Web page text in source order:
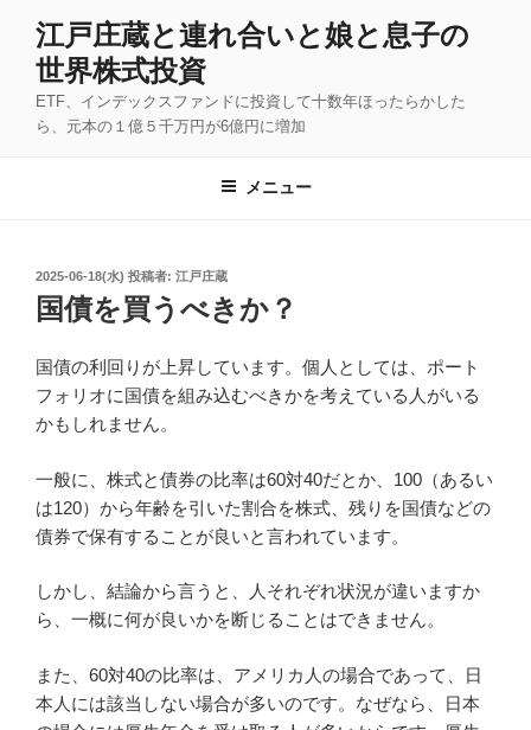
江戸庄蔵と連れ合いと娘と息子の
世界株式投資
ETF、インデックスファンドに投資して十数年ほったらかした
ら、元本の１億５千万円が6億円に増加
メニュー
投
稿
日:
2025-06-18(水) 投稿者: 江戸庄蔵
国債を買うべきか？
国債の利回りが上昇しています。個人としては、ポート
フォリオに国債を組み込むべきかを考えている人がいる
かもしれません。
一般に、株式と債券の比率は60対40だとか、100（あるい
は120）から年齢を引いた割合を株式、残りを国債などの
債券で保有することが良いと言われています。
しかし、結論から言うと、人それぞれ状況が違いますか
ら、一概に何が良いかを断じることはできません。
また、60対40の比率は、アメリカ人の場合であって、日
本人には該当しない場合が多いのです。なぜなら、日本